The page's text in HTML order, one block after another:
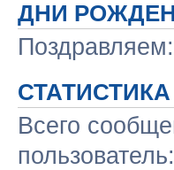
ДНИ
Поздравляем:
СТАТИСТИКА
Всего
пользователь: